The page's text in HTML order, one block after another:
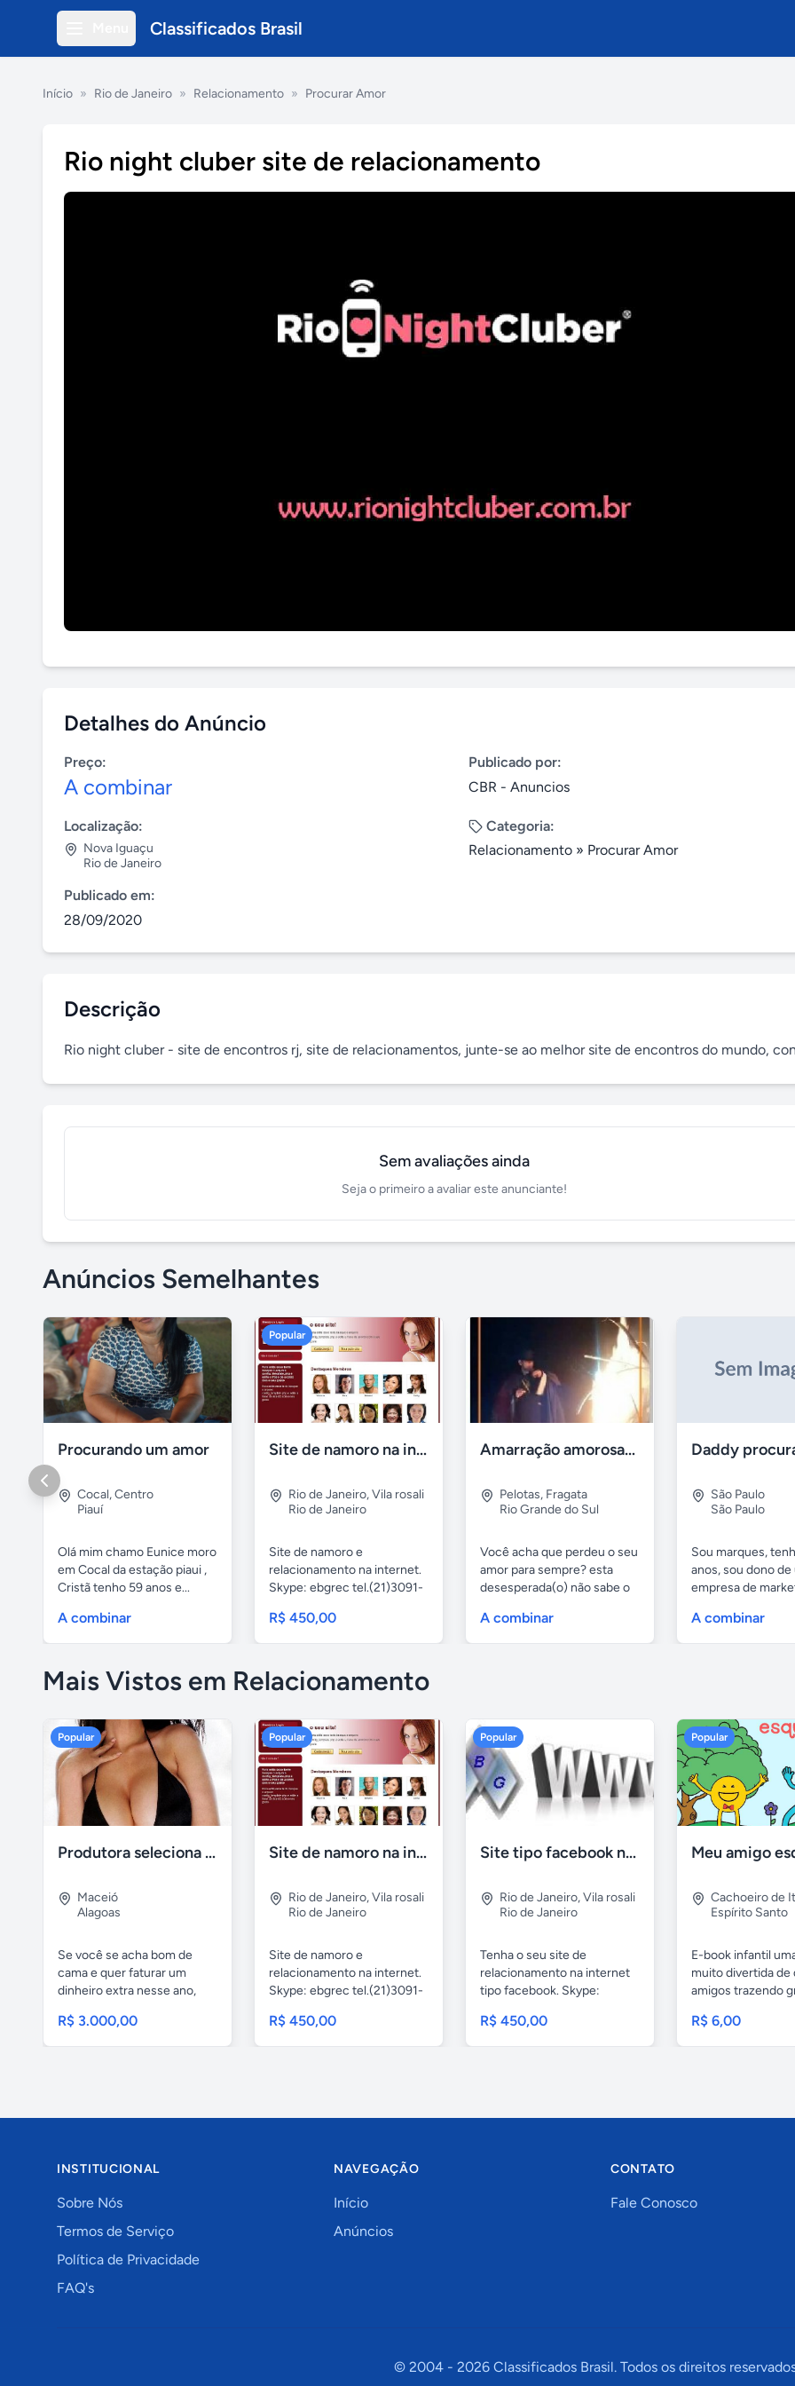
Classificados Brasil
Início » Rio de Janeiro » Relacionamento » Procurar Amor
Rio night cluber site de relacionamento
Detalhes do Anúncio
Preço:
A combinar
Publicado por:
CBR - Anuncios
Localização:
Nova Iguaçu
Rio de Janeiro
Categoria:
Relacionamento » Procurar Amor
Publicado em:
28/09/2020
Descrição
Rio night cluber - site de encontros rj, site de relacionamentos, junte-se ao melhor site de encontros do mundo,
Sem avaliações ainda
Seja o primeiro a avaliar este anunciante!
Anúncios Semelhantes
Procurando um amor
Cocal,Centro
Piauí
Olá mim chamo Eunice moro
em Cocal da estação piaui ,
Cristã tenho 59 anos e...
A combinar
Popular
Site de namoro na internet
Rio de Janeiro,Vila rosali
Rio de Janeiro
Site de namoro e
relacionamento na internet.
Skype: ebgrec tel.(21)3091-
R$ 450,00
Amarração amorosa-mestre alexsandro bruxo gran mor
Pelotas, Fragata
Rio Grande do Sul
Você acha que perdeu o seu
amor para sempre? esta
desesperada(o) não sabe o
A combinar
São Paulo
São Paulo
Sou marques,
anos, sou dono de
empresa de
A combinar
Mais Vistos em Relacionamento
Popular
Produtora seleciona atores para filmes adultos
Maceió
Alagoas
Se você se acha bom de
cama e quer faturar um
dinheiro extra nesse ano,
R$ 3.000,00
Popular
Site de namoro na internet
Rio de Janeiro,Vila rosali
Rio de Janeiro
Site de namoro e
relacionamento na internet.
Skype: ebgrec tel.(21)3091-
R$ 450,00
Popular
Site tipo facebook na internet
Rio de Janeiro,Vila rosali
Rio de Janeiro
Tenha o seu site de
relacionamento na internet
tipo facebook. Skype:
R$ 450,00
Popular
Meu amigo
Cachoeiro de
Espírito Santo
E-book infantil
muito divertida de
amigos trazendo
R$ 6,00
INSTITUCIONAL
Sobre Nós
Termos de Serviço
Política de Privacidade
FAQ's
NAVEGAÇÃO
Início
Anúncios
CONTATO
Fale Conosco
© 2004 - 2026Classificados Brasil. Todos os direitos